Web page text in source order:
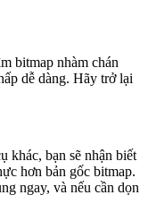
bitmap nhàm chán
dễ dàng. Hãy trở lại
khác, bạn sẽ nhận biết
hơn bản gốc bitmap.
ngay, và nếu cần dọn